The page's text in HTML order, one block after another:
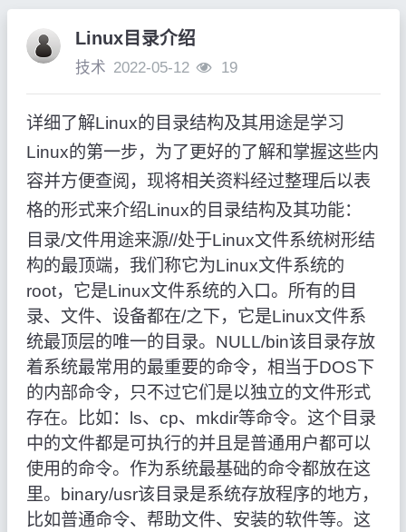
Linux目录介绍
技术 2022-05-12 19
详细了解Linux的目录结构及其用途是学习
Linux的第一步，为了更好的了解和掌握这些内
容并方便查阅，现将相关资料经过整理后以表
格的形式来介绍Linux的目录结构及其功能：
目录/文件用途来源//处于Linux文件系统树形结
构的最顶端，我们称它为Linux文件系统的
root，它是Linux文件系统的入口。所有的目
录、文件、设备都在/之下，它是Linux文件系
统最顶层的唯一的目录。NULL/bin该目录存放
着系统最常用的最重要的命令，相当于DOS下
的内部命令，只不过它们是以独立的文件形式
存在。比如：ls、cp、mkdir等命令。这个目录
中的文件都是可执行的并且是普通用户都可以
使用的命令。作为系统最基础的命令都放在这
里。binary/usr该目录是系统存放程序的地方，
比如普通命令、帮助文件、安装的软件等。这